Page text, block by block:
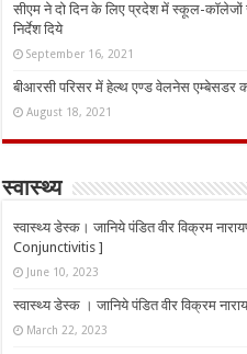
सीएम ने दो दिन के लिए प्रदेश में स्कूल-कॉलेजों
निर्देश दिये
September 16, 2021
बीआरसी परिसर में हेल्थ एण्ड वेलनेस एम्बेसडर
August 18, 2021
स्वास्थ्य
स्वास्थ्य डेस्क। जानिये पंडित वीर विक्रम
Conjunctivitis ]
June 10, 2023
स्वास्थ्य डेस्क । जानिये पंडित वीर विक्रम
March 22, 2023